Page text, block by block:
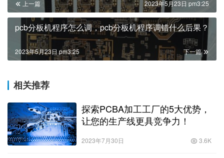
上一篇 2023年5月23日 pm3:25
pcb分板机程序怎么调，pcb分板机程序调错什么后果？
下一篇
2023年5月23日 pm3:25
相关推荐
探索PCBA加工工厂的5大优势，
让您的生产线更具竞争力！
2023年7月30日 3.6K